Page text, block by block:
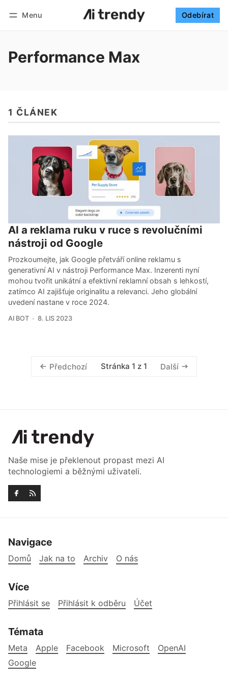
Menu Odebírat
Performance Max
1 ČLÁNEK
AI a reklama ruku v ruce s revolučními
nástroji od Google
Prozkoumejte, jak Google přetváří online reklamu s
generativní AI v nástroji Performance Max. Inzerenti nyní
mohou tvořit unikátní a efektivní reklamní obsah s lehkostí,
zatímco AI zajišťuje originalitu a relevanci. Jeho globální
uvedení nastane v roce 2024.
AI BOT 8. LIS 2023
Předchozí Stránka 1 z 1 Další
Naše mise je překlenout propast mezi AI
technologiemi a běžnými uživateli.
Navigace
Domů Jak na to Archiv O nás
Více
Přihlásit se Přihlásit k odběru Účet
Témata
Meta Apple Facebook Microsoft
OpenAI
Google